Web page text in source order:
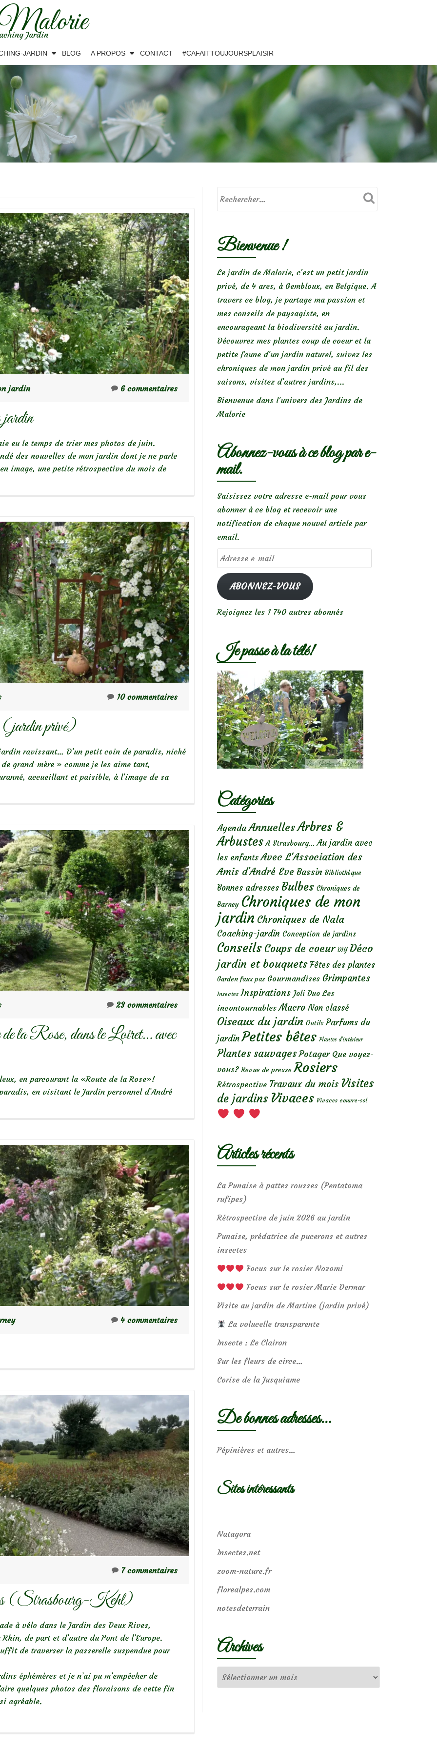
Jardin
JARDIN BLOG A PROPOS CONTACT #CAFAITTOUJOURSPLAISIR
jardin 6 commentaires
eu le temps de trier mes photos de juin.
des nouvelles de mon jardin dont je ne parle
image, une petite rétrospective du mois de
10 commentaires
privé)
ravissant… D’un petit coin de paradis, niché
grand-mère » comme je les aime tant,
accueillant et paisible, à l’image de sa
23 commentaires
la Rose, dans le Loiret… avec
en parcourant la «Route de la Rose»!
en visitant le Jardin personnel d’André
4 commentaires
7 commentaires
(Strasbourg-Kehl)
à vélo dans le Jardin des Deux Rives,
de part et d’autre du Pont de l’Europe.
de traverser la passerelle suspendue pour
éphémères et je n’ai pu m’empêcher de
quelques photos des floraisons de cette fin
agréable.
Bienvenue !
Le jardin de Malorie, c'est un petit jardin
privé, de 4 ares, à Gembloux, en Belgique. A
travers ce blog, je partage ma passion et
mes conseils de paysagiste, en
encourageant la biodiversité au jardin.
Découvrez mes plantes coup de coeur et la
petite faune d’un jardin naturel, suivez les
chroniques de mon jardin privé au fil des
saisons, visitez d’autres jardins,...
Bienvenue dans l’univers des Jardins de
Malorie
Abonnez-vous à ce blog par e-
mail.
Saisissez votre adresse e-mail pour vous
abonner à ce blog et recevoir une
notification de chaque nouvel article par
email.
Adresse
e-
mailABONNEZ-VOUS
Rejoignez les 1 740 autres abonnés
Je passe à la télé!
Catégories
Agenda AnnuellesArbres &
Arbustes A Strasbourg... Au jardin avec
les enfants Avec L'Association des
Amis d'André Eve Bassin Bibliothèque
Bonnes adresses Bulbes Chroniques de
Barney Chroniques de mon
jardin Chroniques de Nala
Coaching-jardin Conception de jardins
Conseils Coups de coeur DIY Déco
jardin et bouquets Fêtes des plantes
Garden faux pas Gourmandises Grimpantes
Insectes Inspirations Joli Duo Les
incontournables Macro Non classé
Oiseaux du jardin Outils Parfums du
jardin Petites bêtes Plantes d’intérieur
Plantes sauvages Potager Que voyez-
vous? Revue de presse Rosiers
Rétrospective Travaux du mois Visites
de jardins Vivaces Vivaces couvre-sol
Articles récents
La Punaise à pattes rousses (Pentatoma
rufipes)
Rétrospective de juin 2026 au jardin
Punaise, prédatrice de pucerons et autres
insectes
Focus sur le rosier Nozomi
Focus sur le rosier Marie Dermar
Visite au jardin de Martine (jardin privé)
La volucelle transparente
Insecte : Le Clairon
Sur les fleurs de circe…
Corise de la Jusquiame
De bonnes adresses…
Pépinières et autres…
Sites intéressants
Natagora
Insectes.net
zoom-nature.fr
florealpes.com
notesdeterrain
Archives
Archives